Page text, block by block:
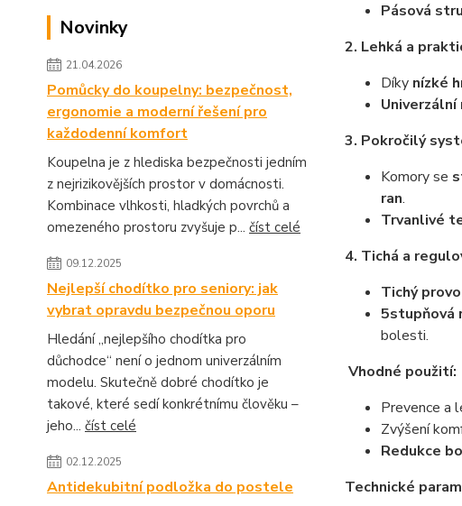
Novinky
21.04.2026
Pomůcky do koupelny: bezpečnost,
ergonomie a moderní řešení pro
každodenní komfort
Koupelna je z hlediska bezpečnosti jedním
z nejrizikovějších prostor v domácnosti.
Kombinace vlhkosti, hladkých povrchů a
omezeného prostoru zvyšuje p... číst celé
09.12.2025
Nejlepší chodítko pro seniory: jak
vybrat opravdu bezpečnou oporu
Hledání „nejlepšího chodítka pro
důchodce“ není o jednom univerzálním
modelu. Skutečně dobré chodítko je
takové, které sedí konkrétnímu člověku –
jeho... číst celé
02.12.2025
Antidekubitní podložka do postele
Pásová
2. Lehká a
Díky nízké
Univerzální
3. Pokročilý
Komory se
ran.
Trvanlivé
4. Tichá a
Tichý
5stupňová
bolesti.
Vhodné použití:
Prevence a
Zvýšení
Redukce
Technické